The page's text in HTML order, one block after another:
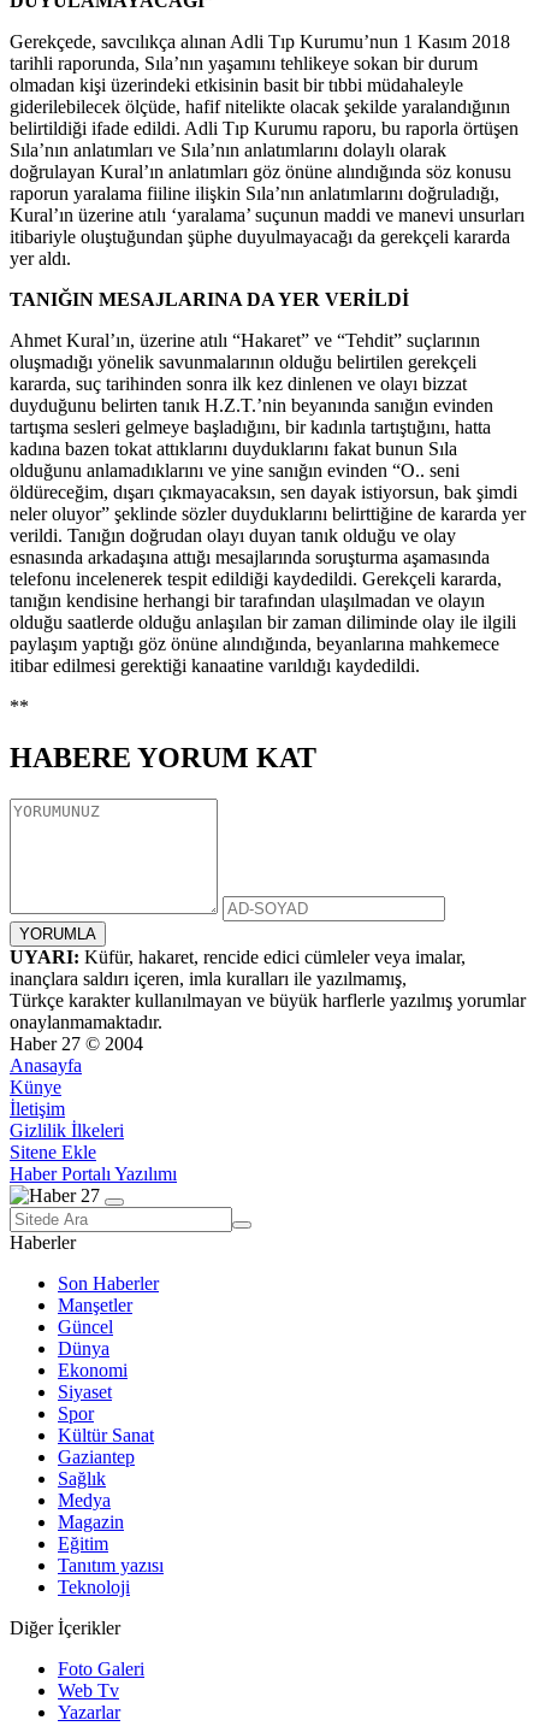
Gerekçede, savcılıkça alınan Adli Tıp Kurumu’nun 1 Kasım 2018
tarihli raporunda, Sıla’nın yaşamını tehlikeye sokan bir durum
olmadan kişi üzerindeki etkisinin basit bir tıbbi müdahaleyle
giderilebilecek ölçüde, hafif nitelikte olacak şekilde yaralandığının
belirtildiği ifade edildi. Adli Tıp Kurumu raporu, bu raporla örtüşen
Sıla’nın anlatımları ve Sıla’nın anlatımlarını dolaylı olarak
doğrulayan Kural’ın anlatımları göz önüne alındığında söz konusu
raporun yaralama fiiline ilişkin Sıla’nın anlatımlarını doğruladığı,
Kural’ın üzerine atılı ‘yaralama’ suçunun maddi ve manevi unsurları
itibariyle oluştuğundan şüphe duyulmayacağı da gerekçeli kararda
yer aldı.
TANIĞIN MESAJLARINA DA YER VERİLDİ
Ahmet Kural’ın, üzerine atılı “Hakaret” ve “Tehdit” suçlarının
oluşmadığı yönelik savunmalarının olduğu belirtilen gerekçeli
kararda, suç tarihinden sonra ilk kez dinlenen ve olayı bizzat
duyduğunu belirten tanık H.Z.T.’nin beyanında sanığın evinden
tartışma sesleri gelmeye başladığını, bir kadınla tartıştığını, hatta
kadına bazen tokat attıklarını duyduklarını fakat bunun Sıla
olduğunu anlamadıklarını ve yine sanığın evinden “O.. seni
öldüreceğim, dışarı çıkmayacaksın, sen dayak istiyorsun, bak şimdi
neler oluyor” şeklinde sözler duyduklarını belirttiğine de kararda yer
verildi. Tanığın doğrudan olayı duyan tanık olduğu ve olay
esnasında arkadaşına attığı mesajlarında soruşturma aşamasında
telefonu incelenerek tespit edildiği kaydedildi. Gerekçeli kararda,
tanığın kendisine herhangi bir tarafından ulaşılmadan ve olayın
olduğu saatlerde olduğu anlaşılan bir zaman diliminde olay ile ilgili
paylaşım yaptığı göz önüne alındığında, beyanlarına mahkemece
itibar edilmesi gerektiği kanaatine varıldığı kaydedildi.
**
HABERE YORUM KAT
UYARI: Küfür, hakaret, rencide edici cümleler veya imalar,
inançlara saldırı içeren, imla kuralları ile yazılmamış,
Türkçe karakter kullanılmayan ve büyük harflerle yazılmış yorumlar
onaylanmamaktadır.
Haber 27 © 2004
Anasayfa
Künye
İletişim
Gizlilik İlkeleri
Sitene Ekle
Haber Portalı Yazılımı
Haberler
Son Haberler
Manşetler
Güncel
Dünya
Ekonomi
Siyaset
Spor
Kültür Sanat
Gaziantep
Sağlık
Medya
Magazin
Eğitim
Tanıtım yazısı
Teknoloji
Diğer İçerikler
Foto Galeri
Web Tv
Yazarlar